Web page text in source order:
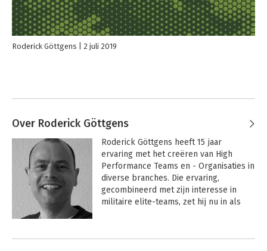
Roderick Göttgens 2 juli 2019
Over Roderick Göttgens
Roderick Göttgens heeft 15 jaar
ervaring met het creëren van High
Performance Teams en - Organisaties in
diverse branches. Die ervaring,
gecombineerd met zijn interesse in
militaire elite-teams, zet hij nu in als
Zijn motto is ‘Geloof in de kracht van
Andere boeken door Roderick